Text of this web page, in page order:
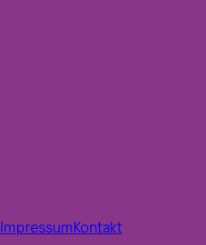
ImpressumKontakt